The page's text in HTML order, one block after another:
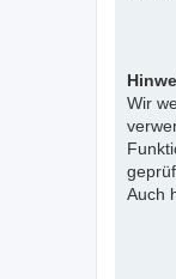
Wir
Auch